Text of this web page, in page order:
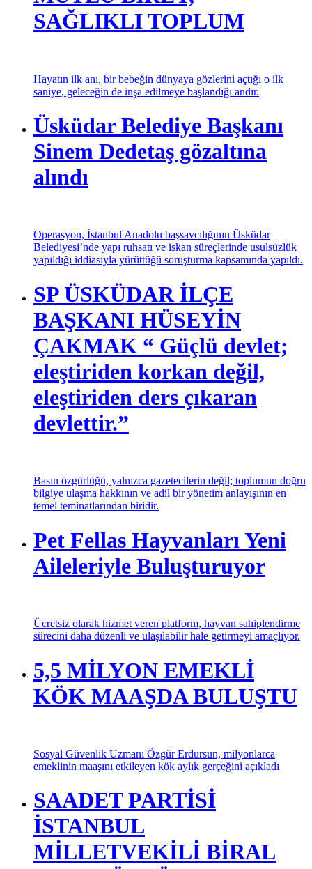
SAĞLIKLI TOPLUM
Hayatın ilk anı, bir bebeğin dünyaya gözlerini açtığı o ilk
saniye, geleceğin de inşa edilmeye başlandığı andır.
Üsküdar Belediye Başkanı
Sinem Dedetaş gözaltına
alındı
Operasyon, İstanbul Anadolu başsavcılığının Üsküdar
Belediyesi’nde yapı ruhsatı ve iskan süreçlerinde usulsüzlük
yapıldığı iddiasıyla yürüttüğü soruşturma kapsamında yapıldı.
SP ÜSKÜDAR İLÇE
BAŞKANI HÜSEYİN
ÇAKMAK “ Güçlü devlet;
eleştiriden korkan değil,
eleştiriden ders çıkaran
devlettir.”
Basın özgürlüğü, yalnızca gazetecilerin değil; toplumun doğru
bilgiye ulaşma hakkının ve adil bir yönetim anlayışının en
temel teminatlarından biridir.
Pet Fellas Hayvanları Yeni
Aileleriyle Buluşturuyor
Ücretsiz olarak hizmet veren platform, hayvan sahiplendirme
sürecini daha düzenli ve ulaşılabilir hale getirmeyi amaçlıyor.
5,5 MİLYON EMEKLİ
KÖK MAAŞDA BULUŞTU
Sosyal Güvenlik Uzmanı Özgür Erdursun, milyonlarca
emeklinin maaşını etkileyen kök aylık gerçeğini açıkladı
SAADET PARTİSİ
İSTANBUL
MİLLETVEKİLİ BİRAL